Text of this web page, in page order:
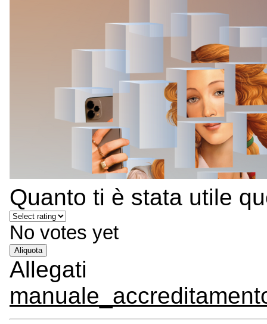
Quanto ti è stata utile
No votes yet
Aliquota
Allegati